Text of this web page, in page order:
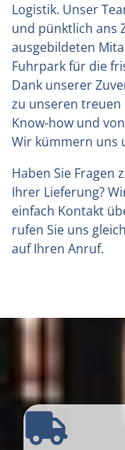
Logistik. Unser
und pünktlich ans
ausgebildeten
Fuhrpark für die
Dank unserer
zu unseren treuen
Know-how und
Wir kümmern uns
Haben Sie Fragen
Ihrer Lieferung?
einfach Kontakt
rufen Sie uns
auf Ihren Anruf.